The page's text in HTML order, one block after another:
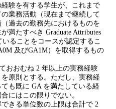
験を有する学生が、これまで
業務活動（現在まで継続して
過去の勤務先におけるものを
満たすべき Graduate Attributes
ることをコースが認定するこ
及びGA1M）を取得するもの
おおむね 2 年以上の実務経験
原則とする。ただし、実務経
も既に GA を満たしている経
にはこの限りでない。
きる単位数の上限は合計で 2